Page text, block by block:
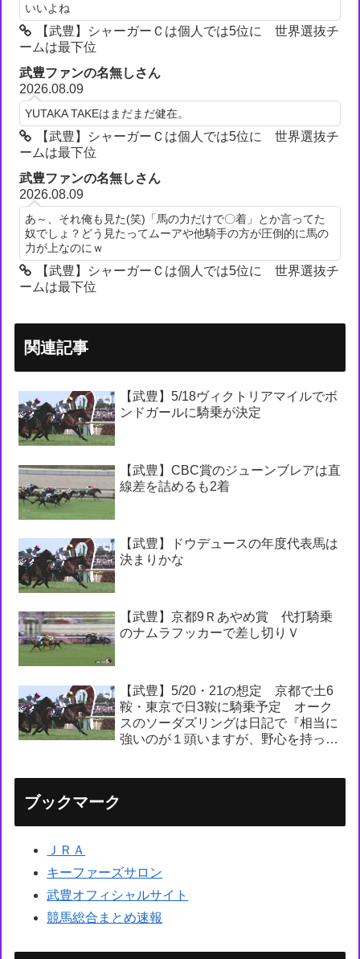
いいよね
【武豊】シャーガーＣは個人では5位に 世界選抜チ
ームは最下位
武豊ファンの名無しさん
2026.08.09
YUTAKA TAKEはまだまだ健在。
【武豊】シャーガーＣは個人では5位に 世界選抜チ
ームは最下位
武豊ファンの名無しさん
2026.08.09
あ～、それ俺も見た(笑)「馬の力だけで〇着」とか言ってた
奴でしょ？どう見たってムーアや他騎手の方が圧倒的に馬の
力が上なのにｗ
【武豊】シャーガーＣは個人では5位に 世界選抜チ
ームは最下位
関連記事
【武豊】5/18ヴィクトリアマイルでボ
ンドガールに騎乗が決定
【武豊】CBC賞のジューンブレアは直
線差を詰めるも2着
【武豊】ドウデュースの年度代表馬は
決まりかな
【武豊】京都9Ｒあやめ賞 代打騎乗
のナムラフッカーで差し切りＶ
【武豊】5/20・21の想定 京都で土6
鞍・東京で日3鞍に騎乗予定 オーク
スのソーダズリングは日記で『相当に
強いのが１頭いますが、野心を持って
ブックマーク
ＪＲＡ
キーファーズサロン
武豊オフィシャルサイト
競馬総合まとめ速報